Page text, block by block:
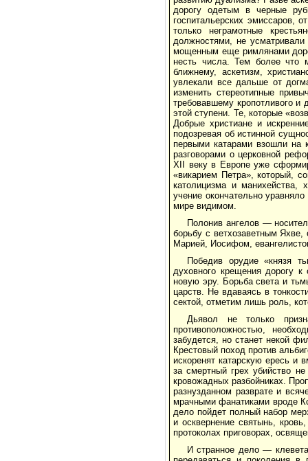
дорогу одетым в черные
госпитальерских эмиссаров,
только неграмотные
должностями, не
мощенным еще римлянами
несть числа. Тем более что
ближнему, аскетизм,
увлекали все дальше от
изменить стереотипные
требовавшему кропотливого и
этой ступени. Те, которые
Добрые христиане и
подозревая об истинной
первыми катарами взошли на
разговорами о церковной
XII веку в Европе уже
«викарием Петра», который,
католицизма и манихейства,
учение окончательно
мире видимом.
Полонив ангелов —
борьбу с ветхозаветным
Марией, Иосифом,
Победив орудие «князя
духовного крещения дорогу
новую эру. Борьба света и
царств. Не вдаваясь в
сектой, отметим лишь роль,
Дьявол не только
противоположностью,
забудется, но станет некой
Крестовый поход против
искоренят катарскую ересь и
за смертный грех убийство
кровожадных разбойниках.
разнузданном разврате и
мрачными фанатиками вроде
дело пойдет полный набор
и осквернение святынь,
протоколах приговорах,
И странное дело —